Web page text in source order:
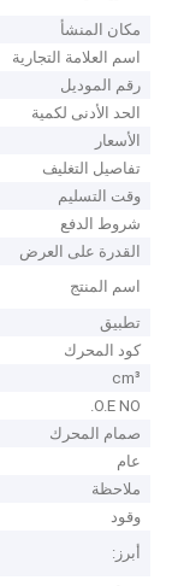
مكان المنشأ
اسم العلامة التجارية
رقم الموديل
الحد الأدنى لكمية
الأسعار
تفاصيل التغليف
وقت التسليم
شروط الدفع
القدرة على العرض
اسم المنتج
تطبيق
كود المحرك
cm³
O.E NO.
صمام المحرك
عام
ملاحظة
وقود
أبرز: